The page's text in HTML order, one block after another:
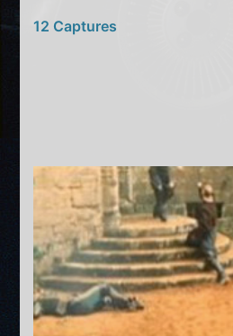
12 Captures